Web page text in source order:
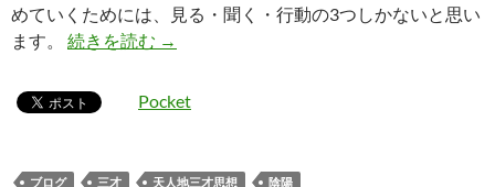
めていくためには、見る・聞く・行動の3つしかないと思い
ます。 続きを読む 自分の見識を高めるのに大切な3つのこと
→
Pocket
ブログ 三才 天人地三才思想 陰陽